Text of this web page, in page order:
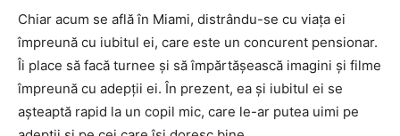
Chiar acum se află în Miami, distrându-se cu viața ei
împreună cu iubitul ei, care este un concurent pensionar.
Îi place să facă turnee și să împărtășească imagini și filme
împreună cu adepții ei. În prezent, ea și iubitul ei se
așteaptă rapid la un copil mic, care le-ar putea uimi pe